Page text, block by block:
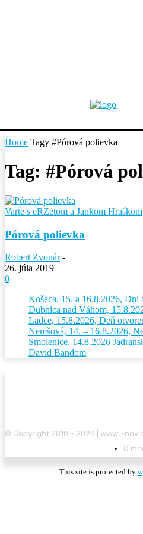
Home Tagy #Pórová polievka
Tag: #Pórová
Varte s eRZetom a Jankom Hraškom
Pórová polievka
Robert Zvonár -
26. júla 2019
0
Košeca, 15. a 16.8.2026, Dni
Dubnica nad Váhom,
Ladce, 15.8.2026, Deň
Nemšová, 14. – 16.8.2026,
Smolenice, 14.8.2026
David Bandom
© Copyright 2018 - 2023 | www.i-
O
This site is protected by